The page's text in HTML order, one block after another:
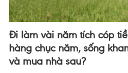
Đi làm vài năm tích cóp
hàng chục năm, sống
và mua nhà sau?